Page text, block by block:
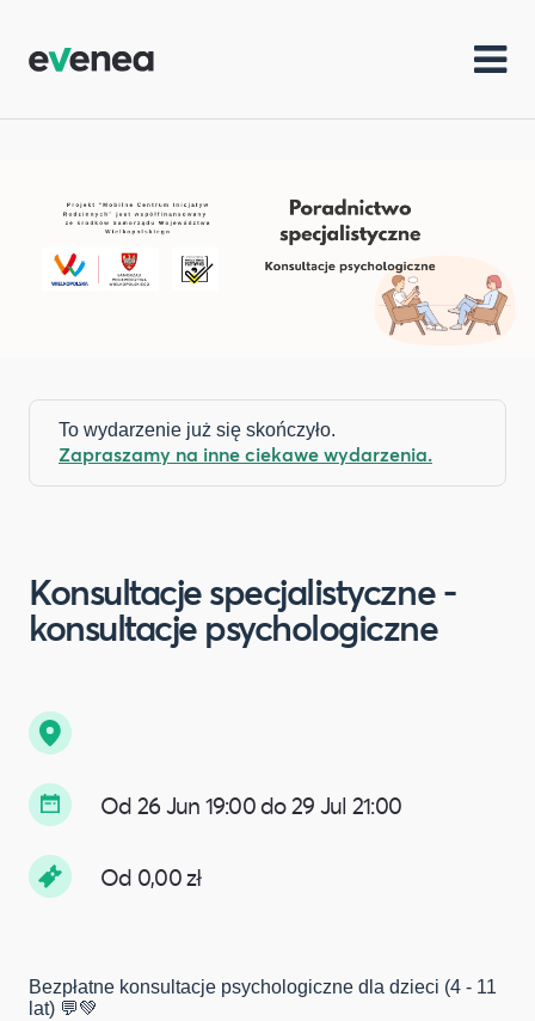
To wydarzenie już się skończyło.
Zapraszamy na inne ciekawe wydarzenia.
Konsultacje specjalistyczne -
konsultacje psychologiczne
Od 26 Jun 19:00 do 29 Jul 21:00
Od 0,00 zł
Bezpłatne konsultacje psychologiczne dla dzieci (4 - 11
lat) 💬💚